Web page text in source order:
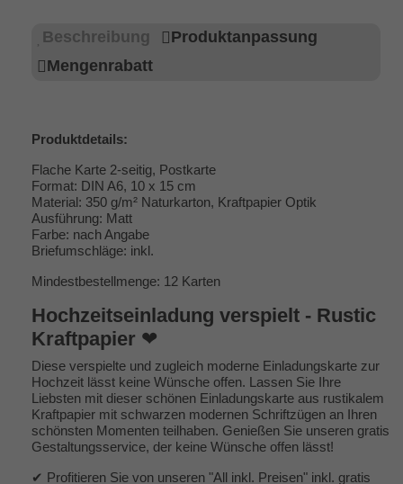
Beschreibung
Produktanpassung
Mengenrabatt
Produktdetails:
Flache Karte 2-seitig, Postkarte
Format: DIN A6, 10 x 15 cm
Material: 350 g/m² Naturkarton, Kraftpapier Optik
Ausführung: Matt
Farbe: nach Angabe
Briefumschläge: inkl.
Mindestbestellmenge: 12 Karten
Hochzeitseinladung verspielt - Rustic
Kraftpapier ❤
Diese verspielte und zugleich moderne Einladungskarte zur
Hochzeit lässt keine Wünsche offen. Lassen Sie Ihre
Liebsten mit dieser schönen Einladungskarte aus rustikalem
Kraftpapier mit schwarzen modernen Schriftzügen an Ihren
schönsten Momenten teilhaben. Genießen Sie unseren gratis
Gestaltungsservice, der keine Wünsche offen lässt!
✔ Profitieren Sie von unseren "All inkl. Preisen" inkl. gratis